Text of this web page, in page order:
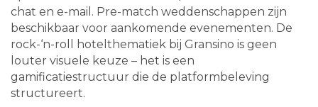
chat en e-mail. Pre-match weddenschappen zijn
beschikbaar voor aankomende evenementen. De
rock-‘n-roll hotelthematiek bij Gransino is geen
louter visuele keuze – het is een
gamificatiestructuur die de platformbeleving
structureert.